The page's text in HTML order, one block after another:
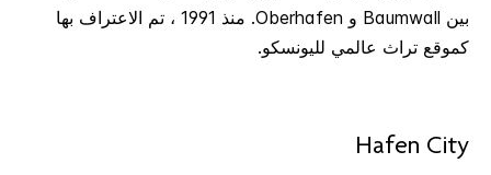
بين Baumwall و Oberhafen. منذ 1991 ، تم الاعتراف بها
كموقع تراث عالمي لليونسكو.
Hafen City